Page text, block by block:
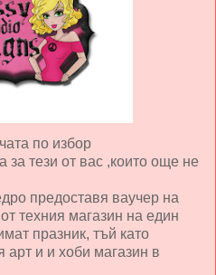
по избор
тези от вас ,които още не
предоставя ваучер на
техния магазин на един
празник, тъй като
арт и и хоби магазин в